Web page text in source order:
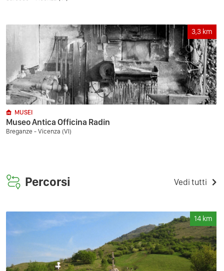
3,3 km
MUSEI
Museo Antica Officina Radin
Breganze - Vicenza (VI)
Percorsi Vedi tutti
14 km